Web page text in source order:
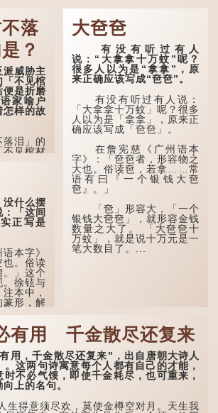
般于二
完成后
未达壮
冠」。
确记载：
学；二十
壮，有
岁...
自己虽贵为读书人，但一直
未能考取功名，仍然贫困，
感到十分落泊。于是，道士
拿出一个青瓷枕头，让卢姓
书生睡一睡，便能满足他希
望得到荣华富贵的愿望。
这时，...
落
？
威胁主
「不见棺
便是折磨
家喻户
怎样的故
泪」的
不见棺材
棺不下
笑笑生
》第九
未亲眼
不会真正
申为比喻
彻底失
句耳熟
有下半句
死」...
什么摆
「这间
正写是
本字》
也。俗读
」这个
。徐铉与
本中，
篆形，解
，虚质高
事事。
》引晋
「寥寥空
大夿夿
有没有听过有人
说：“大拿拿十万蚊”呢？
很多人以为是“拿拿”，原
来正确应该写成“夿夿”。
有没有听过有人说：
「大拿拿十万蚊」呢？很多
人以为是「拿拿」，原来正
确应该写成「夿夿」。
在詹宪慈《广州语本
字》：「夿夿者，形容物之
大也。俗读夿，若拿……常
语有曰『一个银钱大夿
夿』。」
「夿」形​​容大，「一个
银钱大夿夿」，就形容金钱
数量之大了。 「大夿夿十
万蚊」，就是说十万元是一
笔大数目了。...
有用 千金散尽还复来
，千金散尽还复来"，出自唐朝大诗人
这两句诗寓意每个人都有自己的才能，
时不必气馁，即使千金耗尽，也可重来，
上的名句。
得意须尽欢，莫使金樽空对月。天生我